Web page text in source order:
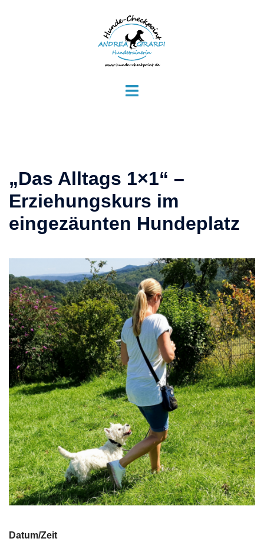
Menü
„Das Alltags 1×1“ –
Erziehungskurs im
eingezäunten Hundeplatz
Datum/Zeit